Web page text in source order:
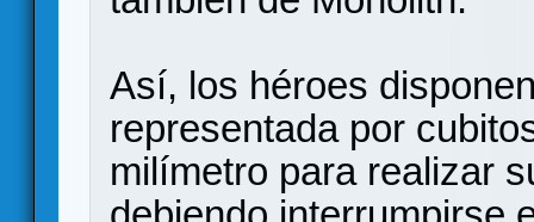
Así, los héroes
representada por
milímetro para realizar